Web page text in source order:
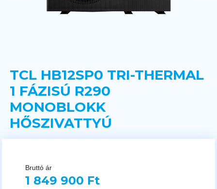
TCL HB12SP0 TRI-THERMAL
1 FÁZISÚ R290
MONOBLOKK
HŐSZIVATTYÚ
Bruttó ár
1 849 900 Ft